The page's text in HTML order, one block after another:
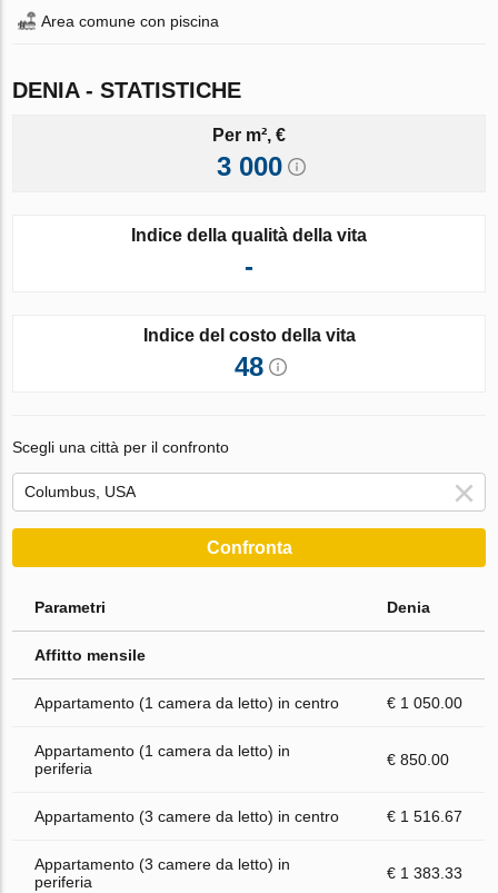
Area comune con piscina
DENIA - STATISTICHE
Per m², €
3 000
Indice della qualità della vita
-
Indice del costo della vita
48
Scegli una città per il confronto
Confronta
Parametri Denia
Affitto mensile
Appartamento (1 camera da letto) in centro € 1 050.00
Appartamento (1 camera da letto) in
periferia
€ 850.00
Appartamento (3 camere da letto) in centro € 1 516.67
Appartamento (3 camere da letto) in
periferia
€ 1 383.33